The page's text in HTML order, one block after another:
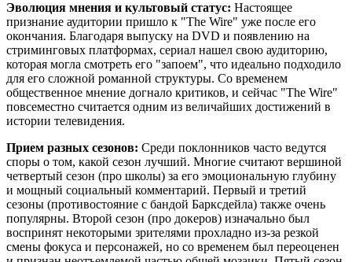
Эволюция мнения и культовый статус: Настоящее
признание аудитории пришло к "The Wire" уже после его
окончания. Благодаря выпуску на DVD и появлению на
стриминговых платформах, сериал нашел свою аудиторию,
которая могла смотреть его "запоем", что идеально подходило
для его сложной романной структуры. Со временем
общественное мнение догнало критиков, и сейчас "The Wire"
повсеместно считается одним из величайших достижений в
истории телевидения.
Прием разных сезонов: Среди поклонников часто ведутся
споры о том, какой сезон лучший. Многие считают вершиной
четвертый сезон (про школы) за его эмоциональную глубину
и мощный социальный комментарий. Первый и третий
сезоны (противостояние с бандой Барксдейла) также очень
популярны. Второй сезон (про докеров) изначально был
воспринят некоторыми зрителями прохладно из-за резкой
смены фокуса и персонажей, но со временем был переоценен